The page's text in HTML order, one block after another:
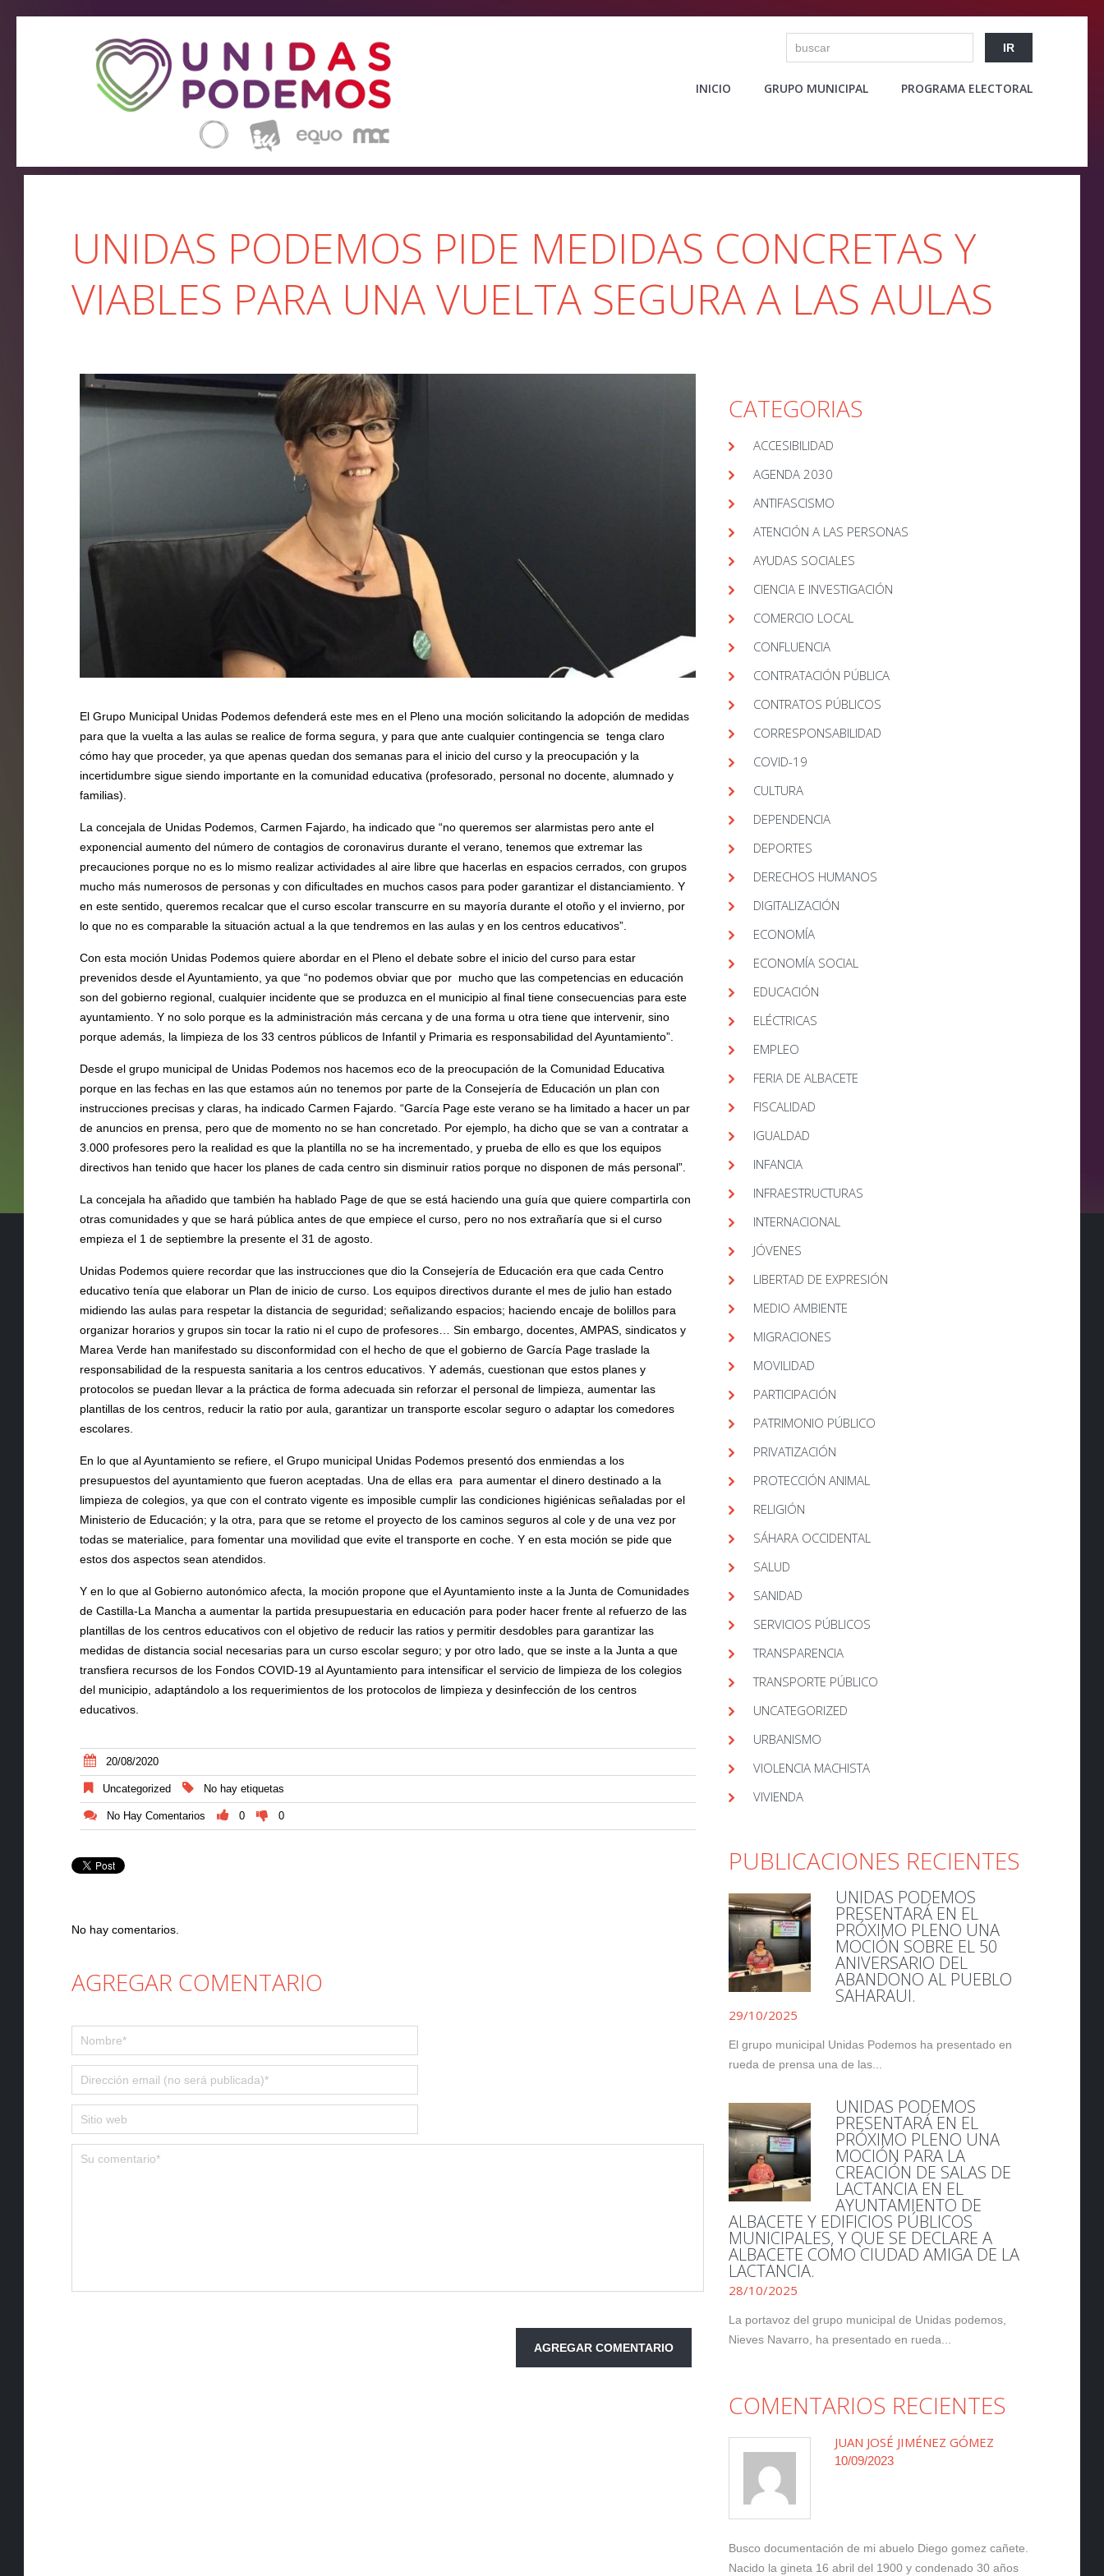
INICIO GRUPO MUNICIPAL PROGRAMA ELECTORAL
UNIDAS PODEMOS PIDE MEDIDAS CONCRETAS Y
VIABLES PARA UNA VUELTA SEGURA A LAS AULAS
El Grupo Municipal Unidas Podemos defenderá este mes en el Pleno una moción solicitando la adopción de medidas
para que la vuelta a las aulas se realice de forma segura, y para que ante cualquier contingencia se tenga claro
cómo hay que proceder, ya que apenas quedan dos semanas para el inicio del curso y la preocupación y la
incertidumbre sigue siendo importante en la comunidad educativa (profesorado, personal no docente, alumnado y
familias).
La concejala de Unidas Podemos, Carmen Fajardo, ha indicado que “no queremos ser alarmistas pero ante el
exponencial aumento del número de contagios de coronavirus durante el verano, tenemos que extremar las
precauciones porque no es lo mismo realizar actividades al aire libre que hacerlas en espacios cerrados, con grupos
mucho más numerosos de personas y con dificultades en muchos casos para poder garantizar el distanciamiento. Y
en este sentido, queremos recalcar que el curso escolar transcurre en su mayoría durante el otoño y el invierno, por
lo que no es comparable la situación actual a la que tendremos en las aulas y en los centros educativos”.
Con esta moción Unidas Podemos quiere abordar en el Pleno el debate sobre el inicio del curso para estar
prevenidos desde el Ayuntamiento, ya que “no podemos obviar que por mucho que las competencias en educación
son del gobierno regional, cualquier incidente que se produzca en el municipio al final tiene consecuencias para este
ayuntamiento. Y no solo porque es la administración más cercana y de una forma u otra tiene que intervenir, sino
porque además, la limpieza de los 33 centros públicos de Infantil y Primaria es responsabilidad del Ayuntamiento”.
Desde el grupo municipal de Unidas Podemos nos hacemos eco de la preocupación de la Comunidad Educativa
porque en las fechas en las que estamos aún no tenemos por parte de la Consejería de Educación un plan con
instrucciones precisas y claras, ha indicado Carmen Fajardo. “García Page este verano se ha limitado a hacer un par
de anuncios en prensa, pero que de momento no se han concretado. Por ejemplo, ha dicho que se van a contratar a
3.000 profesores pero la realidad es que la plantilla no se ha incrementado, y prueba de ello es que los equipos
directivos han tenido que hacer los planes de cada centro sin disminuir ratios porque no disponen de más personal”.
La concejala ha añadido que también ha hablado Page de que se está haciendo una guía que quiere compartirla con
otras comunidades y que se hará pública antes de que empiece el curso, pero no nos extrañaría que si el curso
empieza el 1 de septiembre la presente el 31 de agosto.
Unidas Podemos quiere recordar que las instrucciones que dio la Consejería de Educación era que cada Centro
educativo tenía que elaborar un Plan de inicio de curso. Los equipos directivos durante el mes de julio han estado
midiendo las aulas para respetar la distancia de seguridad; señalizando espacios; haciendo encaje de bolillos para
organizar horarios y grupos sin tocar la ratio ni el cupo de profesores… Sin embargo, docentes, AMPAS, sindicatos y
Marea Verde han manifestado su disconformidad con el hecho de que el gobierno de García Page traslade la
responsabilidad de la respuesta sanitaria a los centros educativos. Y además, cuestionan que estos planes y
protocolos se puedan llevar a la práctica de forma adecuada sin reforzar el personal de limpieza, aumentar las
plantillas de los centros, reducir la ratio por aula, garantizar un transporte escolar seguro o adaptar los comedores
escolares.
En lo que al Ayuntamiento se refiere, el Grupo municipal Unidas Podemos presentó dos enmiendas a los
presupuestos del ayuntamiento que fueron aceptadas. Una de ellas era para aumentar el dinero destinado a la
limpieza de colegios, ya que con el contrato vigente es imposible cumplir las condiciones higiénicas señaladas por el
Ministerio de Educación; y la otra, para que se retome el proyecto de los caminos seguros al cole y de una vez por
todas se materialice, para fomentar una movilidad que evite el transporte en coche. Y en esta moción se pide que
estos dos aspectos sean atendidos.
Y en lo que al Gobierno autonómico afecta, la moción propone que el Ayuntamiento inste a la Junta de Comunidades
de Castilla-La Mancha a aumentar la partida presupuestaria en educación para poder hacer frente al refuerzo de las
plantillas de los centros educativos con el objetivo de reducir las ratios y permitir desdobles para garantizar las
medidas de distancia social necesarias para un curso escolar seguro; y por otro lado, que se inste a la Junta a que
transfiera recursos de los Fondos COVID-19 al Ayuntamiento para intensificar el servicio de limpieza de los colegios
del municipio, adaptándolo a los requerimientos de los protocolos de limpieza y desinfección de los centros
educativos.
20/08/2020
Uncategorized No hay etiquetas
No Hay Comentarios 0 0
No hay comentarios.
AGREGAR COMENTARIO
CATEGORIAS
ACCESIBILIDAD
AGENDA 2030
ANTIFASCISMO
ATENCIÓN A LAS PERSONAS
AYUDAS SOCIALES
CIENCIA E INVESTIGACIÓN
COMERCIO LOCAL
CONFLUENCIA
CONTRATACIÓN PÚBLICA
CONTRATOS PÚBLICOS
CORRESPONSABILIDAD
COVID-19
CULTURA
DEPENDENCIA
DEPORTES
DERECHOS HUMANOS
DIGITALIZACIÓN
ECONOMÍA
ECONOMÍA SOCIAL
EDUCACIÓN
ELÉCTRICAS
EMPLEO
FERIA DE ALBACETE
FISCALIDAD
IGUALDAD
INFANCIA
INFRAESTRUCTURAS
INTERNACIONAL
JÓVENES
LIBERTAD DE EXPRESIÓN
MEDIO AMBIENTE
MIGRACIONES
MOVILIDAD
PARTICIPACIÓN
PATRIMONIO PÚBLICO
PRIVATIZACIÓN
PROTECCIÓN ANIMAL
RELIGIÓN
SÁHARA OCCIDENTAL
SALUD
SANIDAD
SERVICIOS PÚBLICOS
TRANSPARENCIA
TRANSPORTE PÚBLICO
UNCATEGORIZED
URBANISMO
VIOLENCIA MACHISTA
VIVIENDA
PUBLICACIONES RECIENTES
UNIDAS PODEMOS
PRESENTARÁ EN EL
PRÓXIMO PLENO UNA
MOCIÓN SOBRE EL 50
ANIVERSARIO DEL
ABANDONO AL PUEBLO
SAHARAUI.
29/10/2025
El grupo municipal Unidas Podemos ha presentado en
rueda de prensa una de las...
UNIDAS PODEMOS
PRESENTARÁ EN EL
PRÓXIMO PLENO UNA
MOCIÓN PARA LA
CREACIÓN DE SALAS DE
LACTANCIA EN EL
AYUNTAMIENTO DE
ALBACETE Y EDIFICIOS PÚBLICOS
MUNICIPALES, Y QUE SE DECLARE A
ALBACETE COMO CIUDAD AMIGA DE LA
LACTANCIA.
28/10/2025
La portavoz del grupo municipal de Unidas podemos,
Nieves Navarro, ha presentado en rueda...
COMENTARIOS RECIENTES
JUAN JOSÉ JIMÉNEZ GÓMEZ
10/09/2023
Busco documentación de mi abuelo Diego gomez cañete.
Nacido la gineta 16 abril del 1900 y condenado 30 años